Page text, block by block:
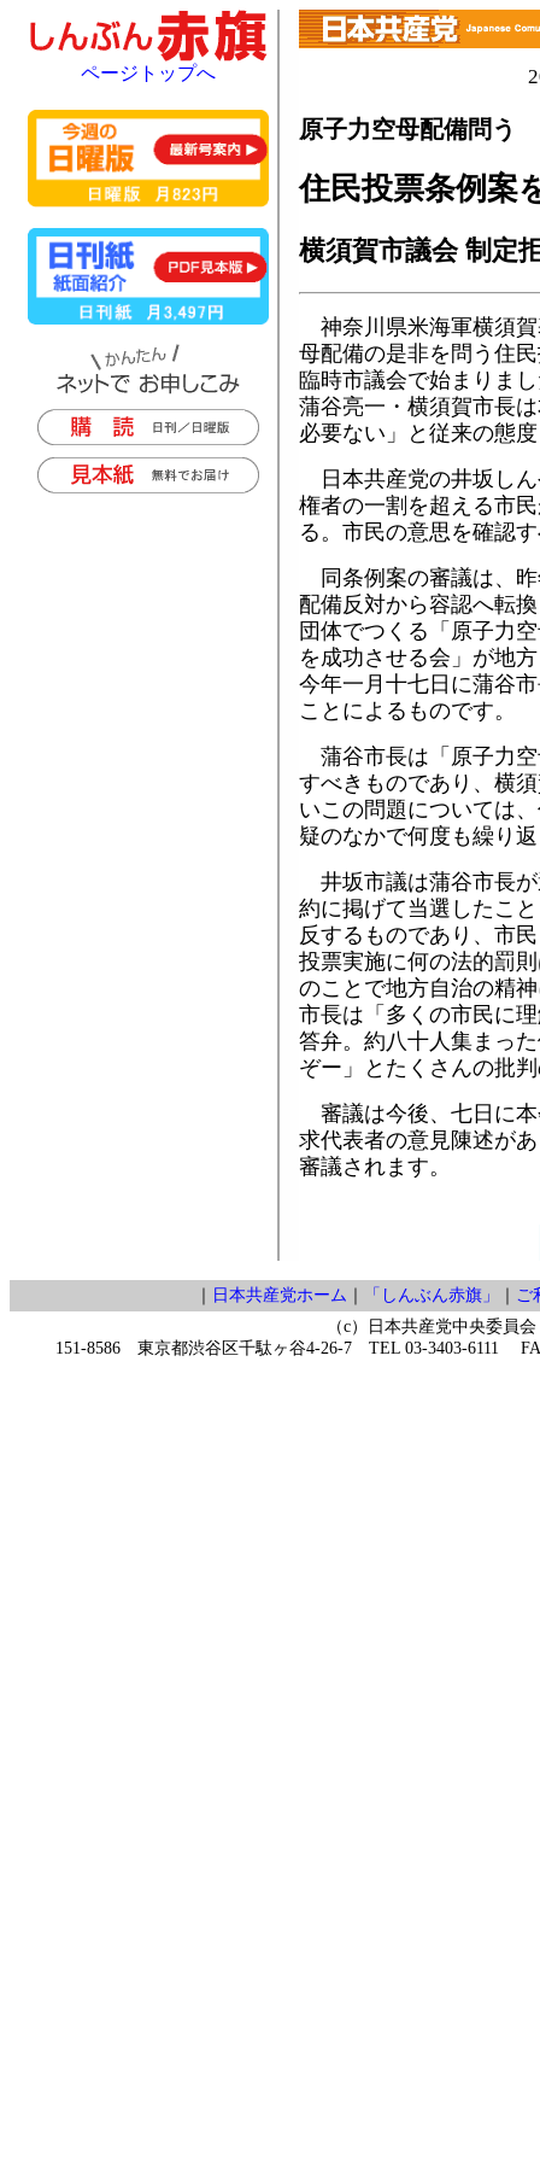
原子力空母配備問う
住民投票条例案
横須賀市議会 制定
神奈川県米海軍横須
母配備の是非を問う住
臨時市議会で始まりま
蒲谷亮一・横須賀市長
必要ない」と従来の態
日本共産党の井坂し
権者の一割を超える市
る。市民の意思を確認
同条例案の審議は、
配備反対から容認へ転
団体でつくる「原子力
を成功させる会」が地
今年一月十七日に蒲谷
ことによるものです。
蒲谷市長は「原子力
すべきものであり、横
いこの問題については
疑のなかで何度も繰り
井坂市議は蒲谷市長
約に掲げて当選したこ
反するものであり、市
投票実施に何の法的罰
のことで地方自治の精
市長は「多くの市民に
答弁。約八十人集まっ
ぞー」とたくさんの批
審議は今後、七日に
求代表者の意見陳述が
審議されます。
ページトップへ
日本共産党ホーム 「しんぶん赤旗」
ご
（c）日本共産党中央委員会
151-8586 東京都渋谷区千駄ヶ谷4-26-7 TEL 03-3403-6111